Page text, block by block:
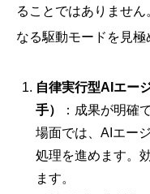
ることではありませ
なる駆動モードを見極
自律実行型AIエー
手）
：成果が明確
場面では、AIエー
処理を進めます。
ます。